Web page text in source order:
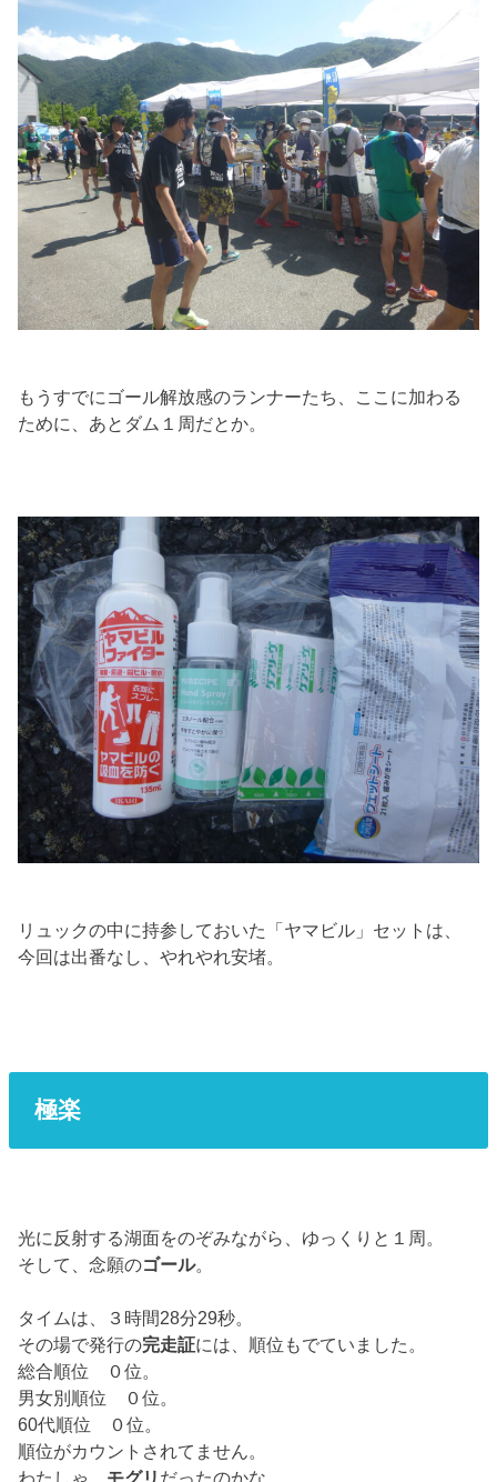
もうすでにゴール解放感のランナーたち、ここに加わる
ために、あとダム１周だとか。
リュックの中に持参しておいた「ヤマビル」セットは、
今回は出番なし、やれやれ安堵。
極楽
光に反射する湖面をのぞみながら、ゆっくりと１周。
そして、念願のゴール。
タイムは、３時間28分29秒。
その場で発行の完走証には、順位もでていました。
総合順位 ０位。
男女別順位 ０位。
60代順位 ０位。
順位がカウントされてません。